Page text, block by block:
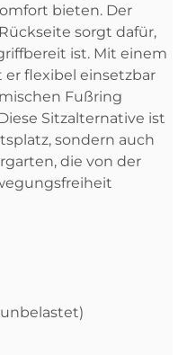
bieten. Der
sorgt dafür,
ist. Mit einem
er flexibel einsetzbar
Fußring
Sitzalternative ist
sondern auch
die von der